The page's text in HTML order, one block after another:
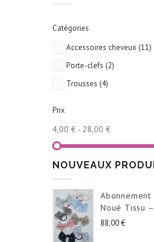
Catégories
Accessoires cheveux (11)
Porte-clefs (2)
Trousses (4)
Prix
4,00 € - 28,00 €
NOUVEAUX
Noué Tissu
88,00 €Prix